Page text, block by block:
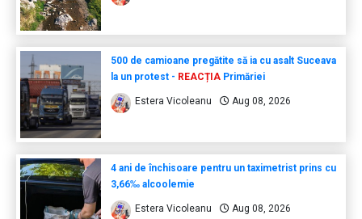
500 de camioane pregătite să ia cu asalt Suceava
la un protest - REACȚIAPrimăriei
Estera Vicoleanu Aug 08, 2026
4 ani de închisoare pentru un taximetrist prins cu
3,66‰ alcoolemie
Estera Vicoleanu Aug 08, 2026